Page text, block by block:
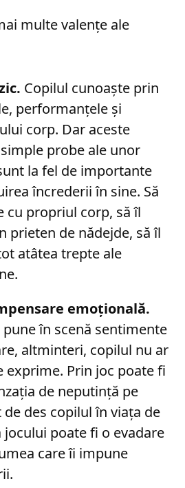
multe valențe ale
Copilul cunoaște prin
performanțele și
corp. Dar aceste
probe ale unor
la fel de importante
încrederii în sine. Să
cu propriul corp, să îl
prieten de nădejde, să îl
atâtea trepte ale
emoțională.
în scenă sentimente
altminteri, copilul nu ar
exprime. Prin joc poate fi
de neputință pe
de des copilul în viața de
jocului poate fi o evadare
care îi impune